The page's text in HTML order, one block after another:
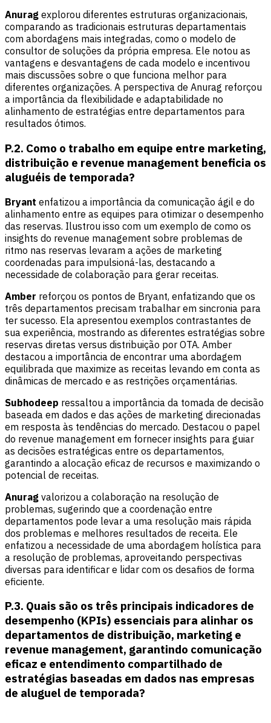
Anurag explorou diferentes estruturas organizacionais,
comparando as tradicionais estruturas departamentais
com abordagens mais integradas, como o modelo de
consultor de soluções da própria empresa. Ele notou as
vantagens e desvantagens de cada modelo e incentivou
mais discussões sobre o que funciona melhor para
diferentes organizações. A perspectiva de Anurag reforçou
a importância da flexibilidade e adaptabilidade no
alinhamento de estratégias entre departamentos para
resultados ótimos.
P.2. Como o trabalho em equipe entre marketing,
distribuição e revenue management beneficia os
aluguéis de temporada?
Bryant enfatizou a importância da comunicação ágil e do
alinhamento entre as equipes para otimizar o desempenho
das reservas. Ilustrou isso com um exemplo de como os
insights do revenue management sobre problemas de
ritmo nas reservas levaram a ações de marketing
coordenadas para impulsioná-las, destacando a
necessidade de colaboração para gerar receitas.
Amber reforçou os pontos de Bryant, enfatizando que os
três departamentos precisam trabalhar em sincronia para
ter sucesso. Ela apresentou exemplos contrastantes de
sua experiência, mostrando as diferentes estratégias sobre
reservas diretas versus distribuição por OTA. Amber
destacou a importância de encontrar uma abordagem
equilibrada que maximize as receitas levando em conta as
dinâmicas de mercado e as restrições orçamentárias.
Subhodeep ressaltou a importância da tomada de decisão
baseada em dados e das ações de marketing direcionadas
em resposta às tendências do mercado. Destacou o papel
do revenue management em fornecer insights para guiar
as decisões estratégicas entre os departamentos,
garantindo a alocação eficaz de recursos e maximizando o
potencial de receitas.
Anurag valorizou a colaboração na resolução de
problemas, sugerindo que a coordenação entre
departamentos pode levar a uma resolução mais rápida
dos problemas e melhores resultados de receita. Ele
enfatizou a necessidade de uma abordagem holística para
a resolução de problemas, aproveitando perspectivas
diversas para identificar e lidar com os desafios de forma
eficiente.
P.3. Quais são os três principais indicadores de
desempenho (KPIs) essenciais para alinhar os
departamentos de distribuição, marketing e
revenue management, garantindo comunicação
eficaz e entendimento compartilhado de
estratégias baseadas em dados nas empresas
de aluguel de temporada?